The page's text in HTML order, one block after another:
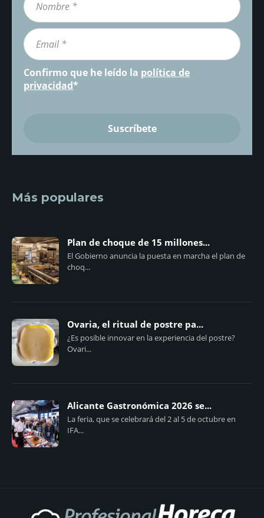
Confirmo que he leído la política de
privacidad*
Más populares
Plan de choque de 15 millones...
El Gobierno anuncia la puesta en marcha el plan de
choq...
Ovaria, el ritual de postre pa...
¿Es posible innovar en la experiencia del postre?
Ovari...
Alicante Gastronómica 2026 se...
La feria, que se celebrará del 2 al 5 de octubre en
IFA...